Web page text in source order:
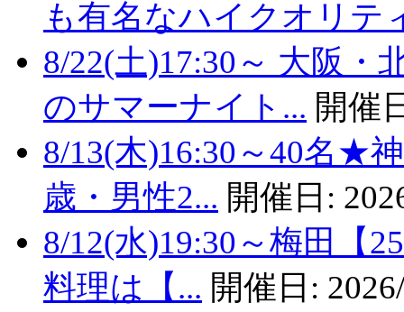
も有名なハイクオリテ
8/22(土)17:30～ 大阪
のサマーナイト... 開催
8/13(木)16:30～40名★
歳・男性2... 開催日:
8/12(水)19:30～梅田【
料理は【... 開催日: